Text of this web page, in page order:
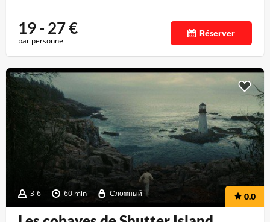
19 - 27€
par personne
Réserver
3-6 60 min Сложный 0.0